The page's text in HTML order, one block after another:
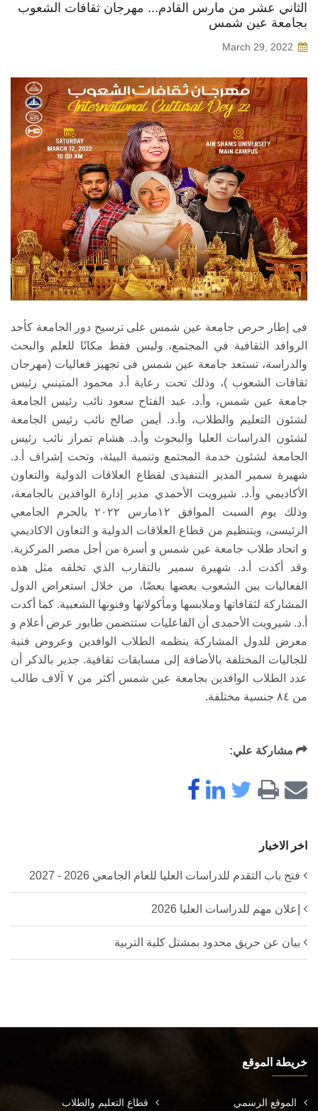
الثاني عشر من مارس القادم... مهرجان ثقافات الشعوب
بجامعة عين شمس
March 29, 2022
فى إطار حرص جامعة عين شمس على ترسيخ دور الجامعة كأحد
الروافد الثقافية في المجتمع، وليس فقط مكانًا للعلم والبحث
والدراسة، تستعد جامعة عين شمس فى تجهيز فعاليات (مهرجان
ثقافات الشعوب )، وذلك تحت رعاية أ.د محمود المتينىي رئيس
جامعة عين شمس، وأ.د. عبد الفتاح سعود نائب رئيس الجامعة
لشئون التعليم والطلاب، وأ.د. أيمن صالح نائب رئيس الجامعة
لشئون الدراسات العليا والبحوث وأ.د. هشام تمراز نائب رئيس
الجامعة لشئون خدمة المجتمع وتنمية البيئة، وتحت إشراف أ.د.
شهيرة سمير المدير التنفيذى لقطاع العلاقات الدولية والتعاون
الأكاديمي وأ.د. شيرويت الأحمدي مدير إدارة الوافدين بالجامعة،
وذلك يوم السبت الموافق ١٢مارس ٢٠٢٢ بالحرم الجامعي
الرئيسى، وبتنظيم من قطاع العلاقات الدولية و التعاون الاكاديمي
و اتحاد طلاب جامعة عين شمس و أسرة من أجل مصر المركزية.
وقد أكدت أ.د. شهيرة سمير بالتقارب الذي تخلقه مثل هذه
الفعاليات بين الشعوب بعضها بعضًا، من خلال استعراض الدول
المشاركة لثقافاتها وملابسها ومأكولاتها وفنونها الشعبية. كما أكدت
أ.د. شيرويت الأحمدى أن الفاعليات ستتضمن طابور عرض أعلام و
معرض للدول المشاركة ينظمه الطلاب الوافدين وعروض فنية
للجاليات المختلفة بالأضافة إلى مسابقات ثقافية. جدير بالذكر أن
عدد الطلاب الوافدين بجامعة عين شمس أكثر من ٧ آلاف طالب
من ٨٤ جنسية مختلفة.
مشاركة علي:
اخر الاخبار
فتح باب التقدم للدراسات العليا للعام الجامعي 2026 - 2027
إعلان مهم للدراسات العليا 2026
بيان عن حريق محدود بمشتل كلية التربية
خريطة الموقع
الموقع الرسمي قطاع التعليم والطلاب